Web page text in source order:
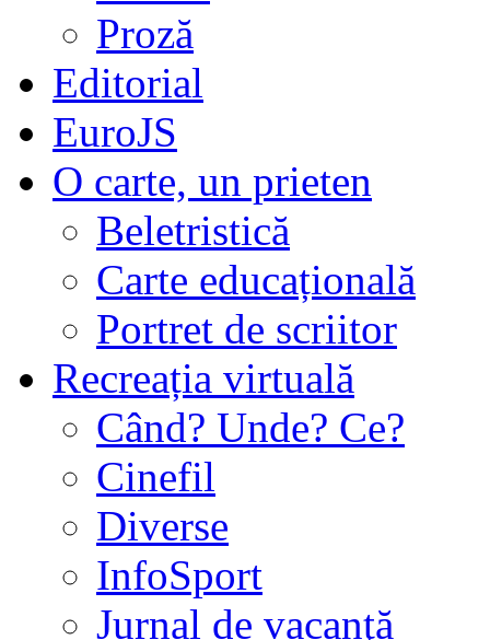
Proză
Editorial
EuroJS
O carte, un prieten
Beletristică
Carte educațională
Portret de scriitor
Recreația virtuală
Când? Unde? Ce?
Cinefil
Diverse
InfoSport
Jurnal de vacanţă